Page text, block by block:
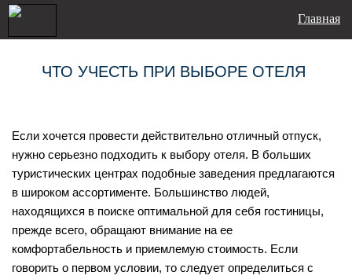
Главная
ЧТО УЧЕСТЬ ПРИ ВЫБОРЕ ОТЕЛЯ
Если хочется провести действительно отличный отпуск,
нужно серьезно подходить к выбору отеля. В больших
туристических центрах подобные заведения предлагаются
в широком ассортименте. Большинство людей,
находящихся в поиске оптимальной для себя гостиницы,
прежде всего, обращают внимание на ее
комфортабельность и приемлемую стоимость. Если
говорить о первом условии, то следует определиться с